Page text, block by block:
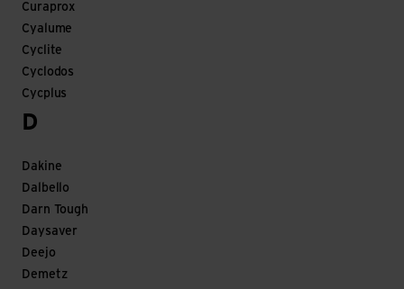
Curaprox
Cyalume
Cyclite
Cyclodos
Cycplus
D
Dakine
Dalbello
Darn Tough
Daysaver
Deejo
Demetz